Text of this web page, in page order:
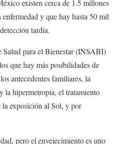
existen cerca de 1.5 millones
enfermedad y que hay hasta 50 mil
tardía.
Salud para el Bienestar (INSABI)
que hay más posibilidades de
antecedentes familiares, la
la hipermetropía, el tratamiento
exposición al Sol, y por
pero el envejecimiento es uno